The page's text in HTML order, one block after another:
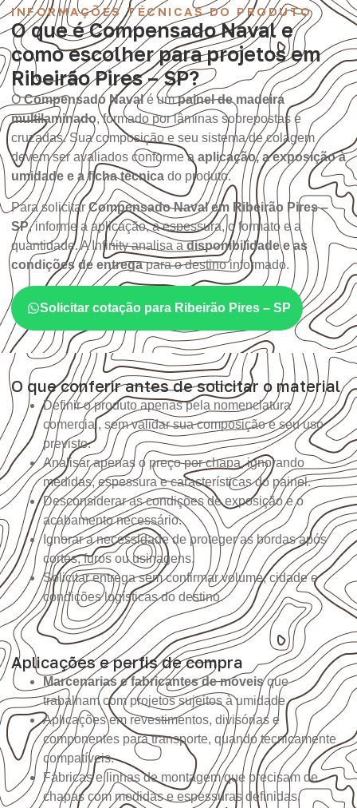
INFORMAÇÕES TÉCNICAS DO PRODUTO
O que é Compensado Naval e
como escolher para projetos em
Ribeirão Pires – SP?
OCompensado Navalé umpainel de madeira
multilaminado, formado por lâminas sobrepostas e
cruzadas. Sua composição e seu sistema de colagem
devem ser avaliados conforme a aplicação, a exposição à
umidade e a ficha técnica do produto.
Para solicitar Compensado Naval em Ribeirão Pires –
SP, informe a aplicação, a espessura, o formato e a
quantidade. A Infinity analisa adisponibilidade e as
condições de entregapara o destino informado.
Solicitar cotação para Ribeirão Pires – SP
O que conferir antes de solicitar o material
Definir o produto apenas pela nomenclatura
comercial, sem validar sua composição e seu uso
previsto.
Analisar apenas o preço por chapa, ignorando
medidas, espessura e características do painel.
Desconsiderar as condições de exposição e o
acabamento necessário.
Ignorar a necessidade de proteger as bordas após
cortes, furos ou usinagens.
Solicitar entrega sem confirmar volume, cidade e
condições logísticas do destino.
Aplicações e perfis de compra
Marcenarias e fabricantes de móveisque
trabalham com projetos sujeitos à umidade.
Aplicações em revestimentos, divisórias e
componentes para transporte, quando tecnicamente
compatíveis.
Fábricas e linhas de montagem que precisam de
chapas com medidas e espessuras definidas.